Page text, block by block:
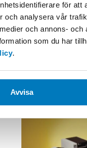
för att
och analysera vår
och annons-
som du har
.
Avvisa
En matt
och repmotstånd
upp till 500°C.